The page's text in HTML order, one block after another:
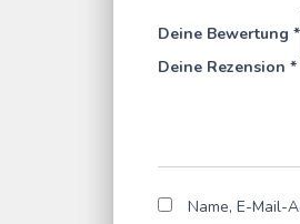
Deine Bewertung *
Deine Rezension *
Name, E-Mail-